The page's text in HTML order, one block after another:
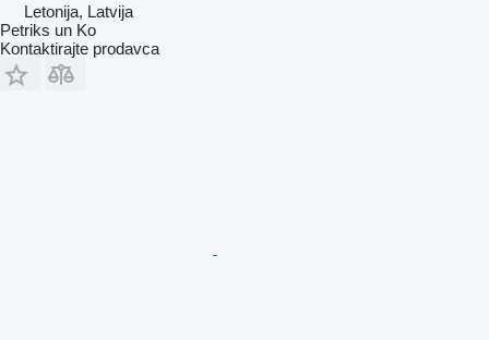
Letonija, Latvija
Petriks un Ko
Kontaktirajte prodavca